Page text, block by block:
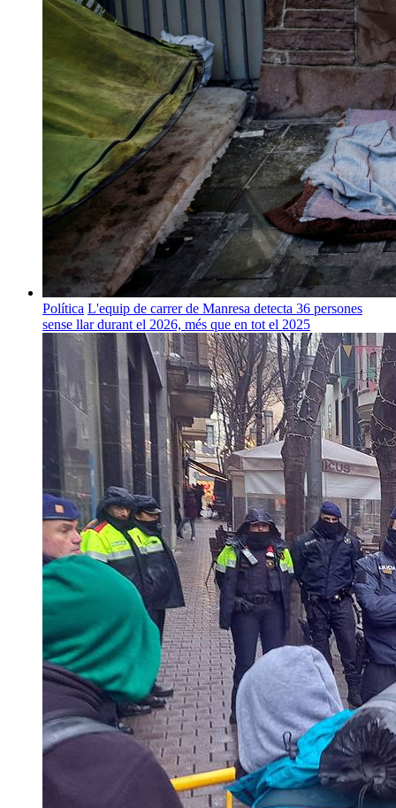
Política L'equip de carrer de Manresa detecta 36 persones
sense llar durant el 2026, més que en tot el 2025